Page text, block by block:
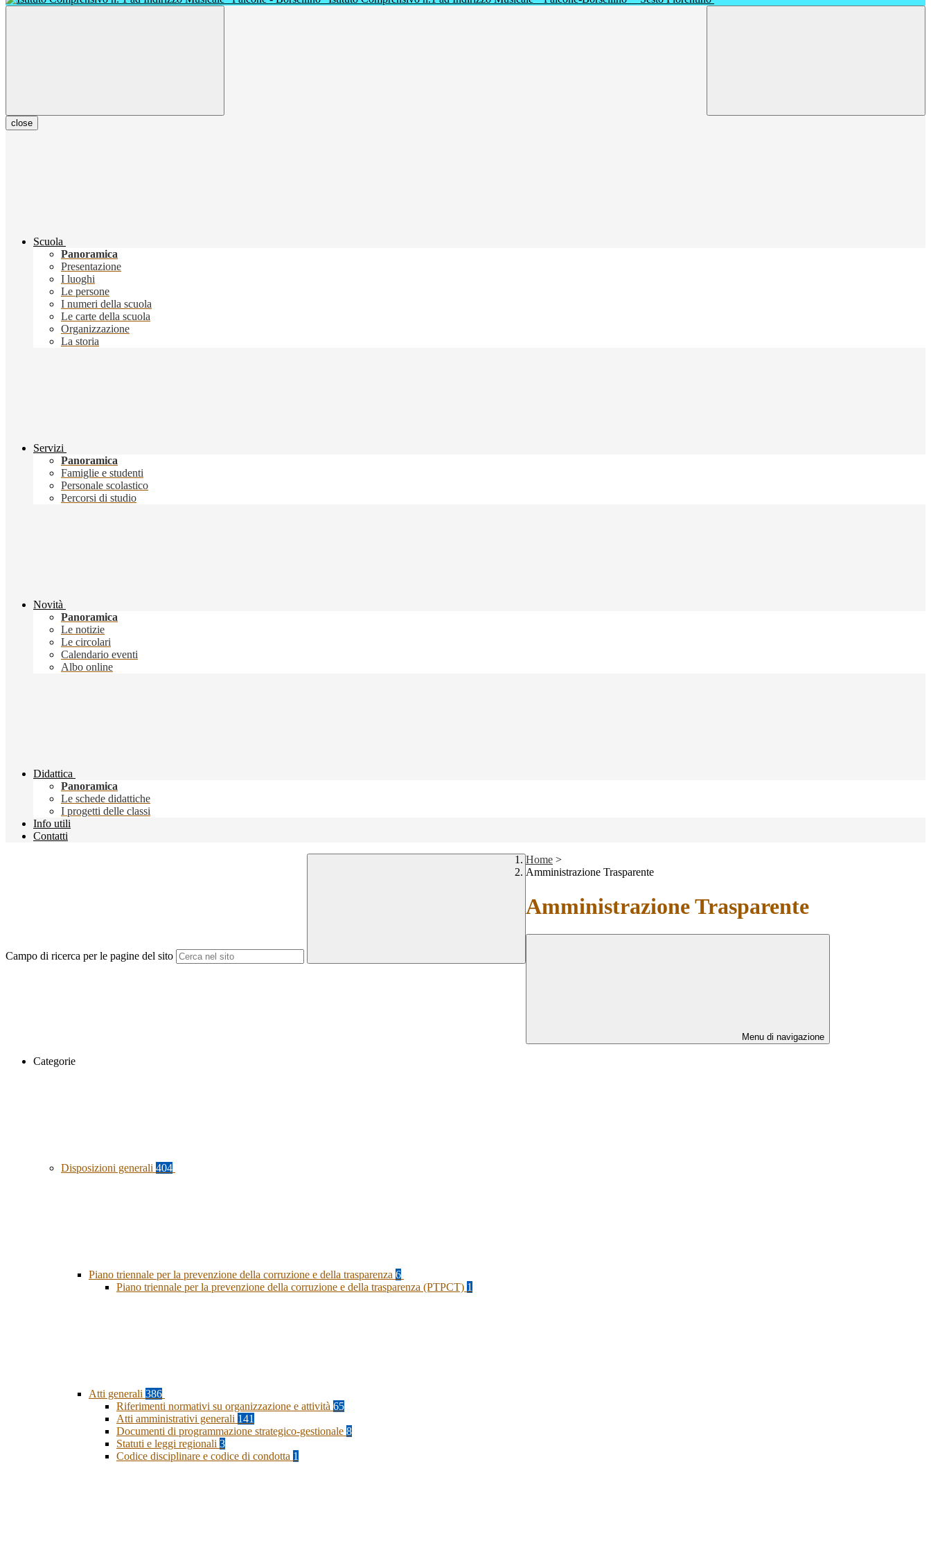
close
Scuola
Panoramica
Presentazione
I luoghi
Le persone
I numeri della scuola
Le carte della scuola
Organizzazione
La storia
Servizi
Panoramica
Famiglie e studenti
Personale scolastico
Percorsi di studio
Novità
Panoramica
Le notizie
Le circolari
Calendario eventi
Albo online
Didattica
Panoramica
Le schede didattiche
I progetti delle classi
Info utili
Contatti
Campo di ricerca per le pagine del sito
Home >
Amministrazione Trasparente
Amministrazione Trasparente
Menu di navigazione
Categorie
Disposizioni generali 404
Piano triennale per la prevenzione della corruzione e della trasparenza 6
Piano triennale per la prevenzione della corruzione e della trasparenza (PTPCT) 1
Atti generali 386
Riferimenti normativi su organizzazione e attività 65
Atti amministrativi generali 141
Documenti di programmazione strategico-gestionale 8
Statuti e leggi regionali 3
Codice disciplinare e codice di condotta 1